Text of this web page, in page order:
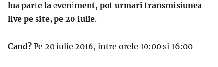
lua parte la eveniment, pot urmari transmisiunea
live pe site, pe 20 iulie.
Cand? Pe 20 iulie 2016, intre orele 10:00 si 16:00